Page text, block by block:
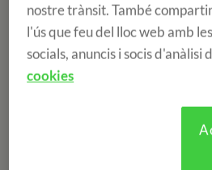
aquest motiu, que us volem
decisió presa pel Parlament
nostre trànsit. També
l'ús que feu del lloc web amb
socials, anuncis i socis d'anàlisi
cookies